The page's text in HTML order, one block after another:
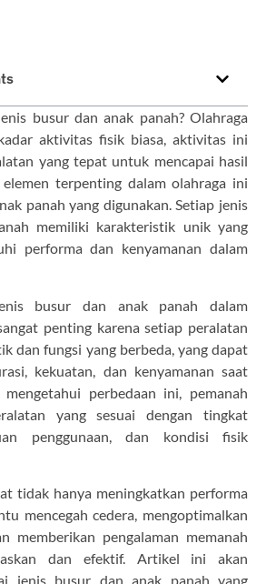
busur dan anak panah? Olahraga
aktivitas fisik biasa, aktivitas ini
yang tepat untuk mencapai hasil
terpenting dalam olahraga ini
panah yang digunakan. Setiap jenis
memiliki karakteristik unik yang
performa dan kenyamanan dalam
busur dan anak panah dalam
penting karena setiap peralatan
dan fungsi yang berbeda, yang dapat
kekuatan, dan kenyamanan saat
mengetahui perbedaan ini, pemanah
yang sesuai dengan tingkat
penggunaan, dan kondisi fisik
tidak hanya meningkatkan performa
mencegah cedera, mengoptimalkan
memberikan pengalaman memanah
dan efektif. Artikel ini akan
jenis busur dan anak panah yang